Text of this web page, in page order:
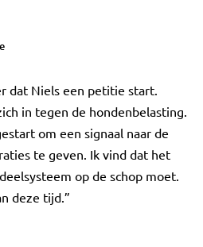
dat Niels een petitie start.
in tegen de hondenbelasting.
om een signaal naar de
te geven. Ik vind dat het
op de schop moet.
deze tijd.”